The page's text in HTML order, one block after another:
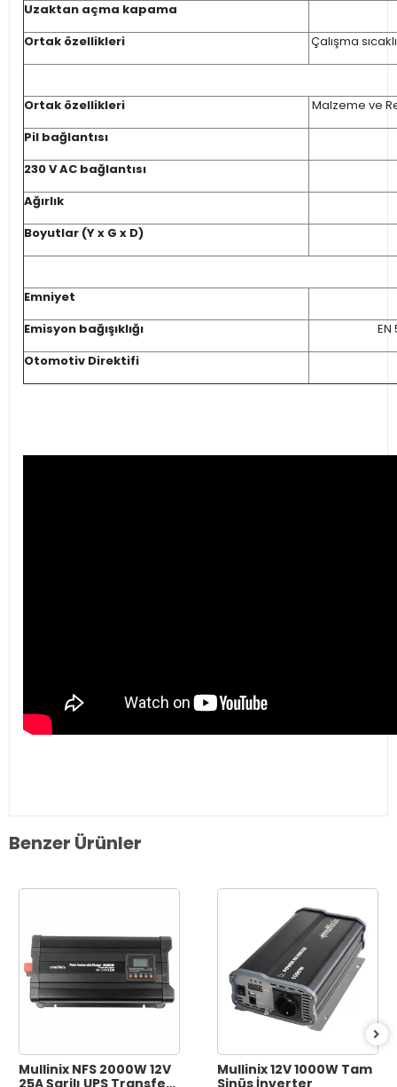
Uzaktan açma kapama
Ortak özellikleri
Çalışma
Ortak özellikleri
Malzeme ve
Pil bağlantısı
230 V AC bağlantısı
Ağırlık
Boyutlar (Y x G x D)
Emniyet
Emisyon bağışıklığı
Otomotiv Direktifi
Benzer Ürünler
Mullinix NFS 2000W 12V
25A Şarjlı UPS Transfer
Mullinix 12V 1000W Tam
Sinüs İnverter